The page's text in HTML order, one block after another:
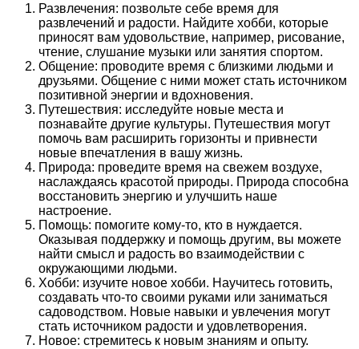
Развлечения: позвольте себе время для
развлечений и радости. Найдите хобби, которые
приносят вам удовольствие, например, рисование,
чтение, слушание музыки или занятия спортом.
Общение: проводите время с близкими людьми и
друзьями. Общение с ними может стать источником
позитивной энергии и вдохновения.
Путешествия: исследуйте новые места и
познавайте другие культуры. Путешествия могут
помочь вам расширить горизонты и привнести
новые впечатления в вашу жизнь.
Природа: проведите время на свежем воздухе,
наслаждаясь красотой природы. Природа способна
восстановить энергию и улучшить наше
настроение.
Помощь: помогите кому-то, кто в нуждается.
Оказывая поддержку и помощь другим, вы можете
найти смысл и радость во взаимодействии с
окружающими людьми.
Хобби: изучите новое хобби. Научитесь готовить,
создавать что-то своими руками или заниматься
садоводством. Новые навыки и увлечения могут
стать источником радости и удовлетворения.
Новое: стремитесь к новым знаниям и опыту.